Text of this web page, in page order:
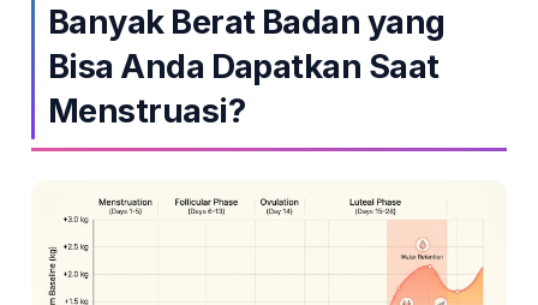
Banyak Berat Badan yang
Bisa Anda Dapatkan Saat
Menstruasi?
سنڌي
සිංහල
Latviešu valoda
Македонски јазик
Euskara